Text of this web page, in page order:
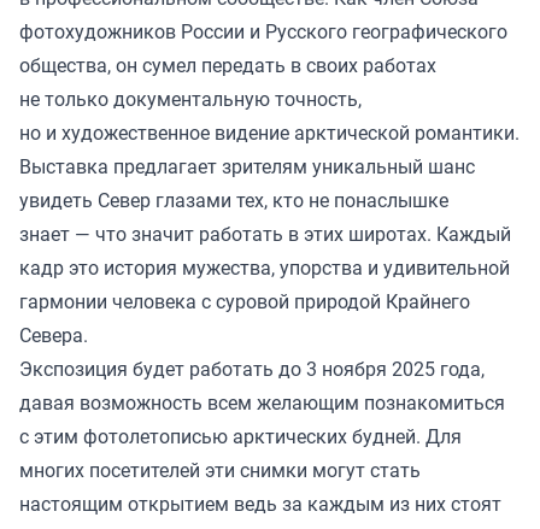
фотохудожников России и Русского географического
общества, он сумел передать в своих работах
не только документальную точность,
но и художественное видение арктической романтики.
Выставка предлагает зрителям уникальный шанс
увидеть Север глазами тех, кто не понаслышке
знает — что значит работать в этих широтах. Каждый
кадр это история мужества, упорства и удивительной
гармонии человека с суровой природой Крайнего
Севера.
Экспозиция будет работать до 3 ноября 2025 года,
давая возможность всем желающим познакомиться
с этим фотолетописью арктических будней. Для
многих посетителей эти снимки могут стать
настоящим открытием ведь за каждым из них стоят